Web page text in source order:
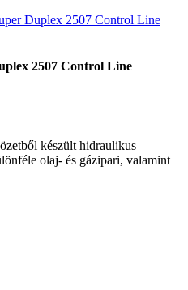
2507 Control Line
készült hidraulikus
olaj- és gázipari, valamint